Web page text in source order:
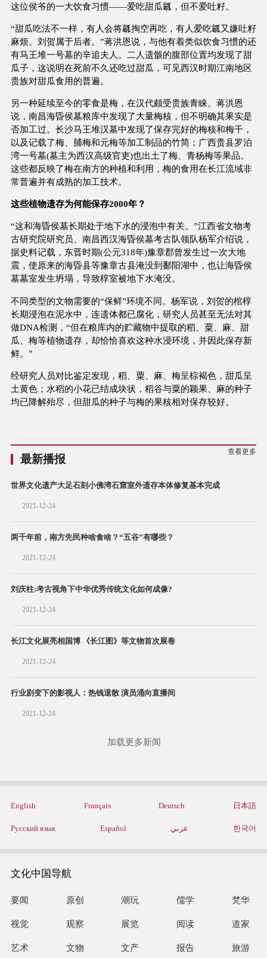
这位侯爷的一大饮食习惯——爱吃甜瓜瓤，但不爱吐籽。
“甜瓜吃法不一样，有人会将瓤掏空再吃，有人爱吃瓤又嫌吐籽
麻烦。刘贺属于后者。”蒋洪恩说，与他有着类似饮食习惯的还
有马王堆一号墓的辛追夫人。二人遗骸的腹部位置均发现了甜
瓜子，这说明在死前不久还吃过甜瓜，可见西汉时期江南地区
贵族对甜瓜食用的普遍。
另一种延续至今的零食是梅，在汉代颇受贵族青睐。蒋洪恩
说，南昌海昏侯墓粮库中发现了大量梅核，但不明确其果实是
否加工过。长沙马王堆汉墓中发现了保存完好的梅核和梅干，
以及记载了梅、脯梅和元梅等加工制品的竹简；广西贵县罗泊
湾一号墓(墓主为西汉高级官吏)也出土了梅、青杨梅等果品。
这些都反映了梅在南方的种植和利用，梅的食用在长江流域非
常普遍并有成熟的加工技术。
这些植物遗存为何能保存2000年？
“这和海昏侯墓长期处于地下水的浸泡中有关。”江西省文物考
古研究院研究员、南昌西汉海昏侯墓考古队领队杨军介绍说，
据史料记载，东晋时期(公元318年)豫章郡曾发生过一次大地
震，使原来的海昏县等豫章古县淹没到鄱阳湖中，也让海昏侯
墓墓室发生坍塌，导致椁室被地下水淹没。
不同类型的文物需要的“保鲜”环境不同。杨军说，刘贺的棺椁
长期浸泡在泥水中，连遗体都已腐化，研究人员甚至无法对其
做DNA检测，“但在粮库内的贮藏物中提取的稻、粟、麻、甜
瓜、梅等植物遗存，却恰恰喜欢这种水浸环境，并因此保存新
鲜。”
经研究人员对比鉴定发现，稻、粟、麻、梅呈棕褐色，甜瓜呈
土黄色；水稻的小花已结成块状，稻谷与粟的颖果、麻的种子
均已降解殆尽，但甜瓜的种子与梅的果核相对保存较好。
最新播报
查看更多
世界文化遗产大足石刻小佛湾石窟室外遗存本体修复基本完成
2021-12-24
两千年前，南方先民种啥食啥？“五谷”有哪些？
2021-12-24
刘庆柱:考古视角下中华优秀传统文化如何成像?
2021-12-24
长江文化展亮相国博 《长江图》等文物首次展卷
2021-12-24
行业剧变下的影视人：热钱退散 演员涌向直播间
2021-12-24
加载更多新闻
English Français Deutsch 日本語
Русский язык Español عربي 한국어
文化中国导航
要闻 原创 潮玩 儒学 梵华
视觉 观察 展览 阅读 道家
艺术 文物 文产 报告 旅游